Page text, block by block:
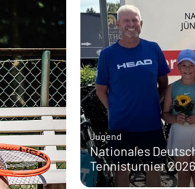
Jugend
Nationales
Tennisturnier 2026